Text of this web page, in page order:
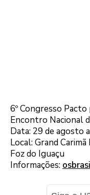
6º Congresso
Encontro Nacional
Data: 29 de agosto
Local: Grand
Foz do Iguaçu
Informações: